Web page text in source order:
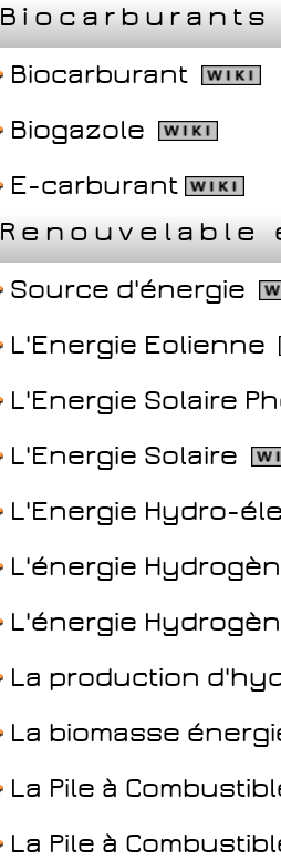
Biocarburants
Biocarburant
Biogazole
E-carburant
Renouvelable
Source d'énergie
L'Energie Eolienne
L'Energie Solaire
L'Energie Solaire
L'Energie Hydro-
L'énergie
L'énergie
La production
La biomasse
La Pile à
La Pile à